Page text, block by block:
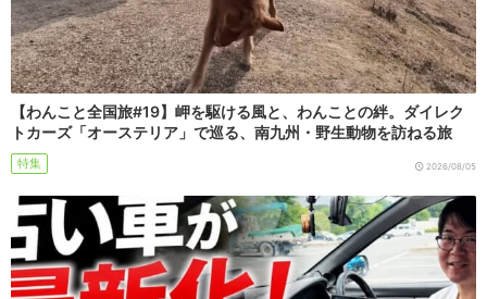
【わんこと全国旅#19】岬を駆ける風と、わんことの絆。ダイレク
トカーズ「オーステリア」で巡る、南九州・野生動物を訪ねる旅
特集 2026/08/05